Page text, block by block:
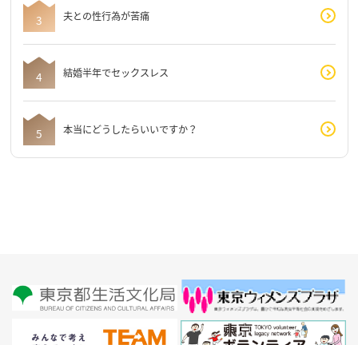
夫との性行為が苦痛
結婚半年でセックスレス
本当にどうしたらいいですか？